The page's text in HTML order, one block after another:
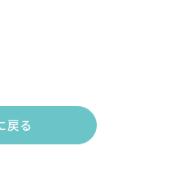
戻る